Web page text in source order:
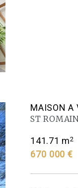
MAISON A
ST
141.71 m2
670 000 €